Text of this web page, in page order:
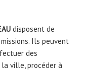
disposent de
Ils peuvent
des
ville, procéder à